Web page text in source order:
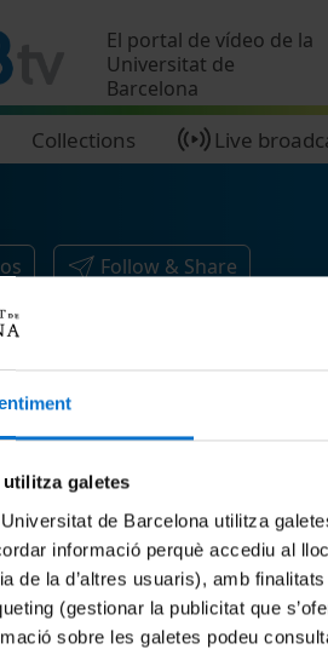
galetes
de Barcelona utilitza
informació perquè accediu al
de la d’altres usuaris), amb
(gestionar la publicitat que
sobre les galetes podeu
El portal de vídeo de la
Universitat de
Barcelona
Collections Live
Follow & Share